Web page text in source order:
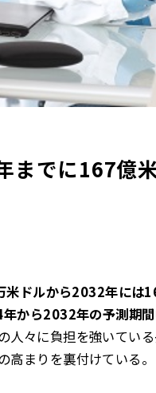
でに167億米
ドルから2032年には
から2032年の予測期
々に負担を強いてい
まりを裏付けている。